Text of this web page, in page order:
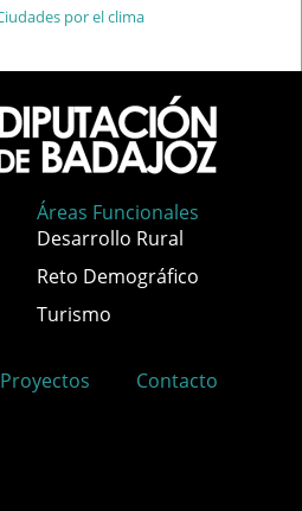
Áreas Funcionales
Desarrollo Rural
Reto Demográfico
Turismo
Proyectos Contacto